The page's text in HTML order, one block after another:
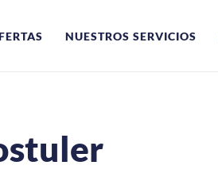
NUESTROS SERVICIOS